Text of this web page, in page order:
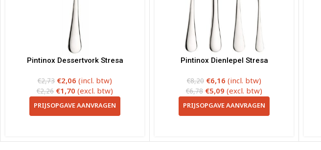
Pintinox Dessertvork Stresa
€2,73 €2,06 (incl. btw)
€2,26 €1,70 (excl. btw)
PRIJSOPGAVE AANVRAGEN
Pintinox Dienlepel Stresa
€8,20 €6,16 (incl. btw)
€6,78 €5,09 (excl. btw)
PRIJSOPGAVE AANVRAGEN